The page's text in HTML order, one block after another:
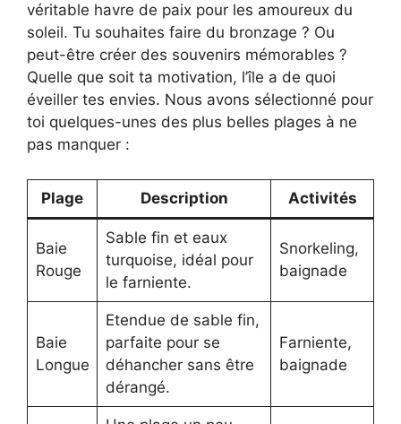
véritable havre de paix pour les amoureux du
soleil. Tu souhaites faire du bronzage ? Ou
peut-être créer des souvenirs mémorables ?
Quelle que soit ta motivation, l’île a de quoi
éveiller tes envies. Nous avons sélectionné pour
toi quelques-unes des plus belles plages à ne
pas manquer :
Plage Description Activités
Baie
Rouge
Sable fin et eaux
turquoise, idéal pour
le farniente.
Snorkeling,
baignade
Baie
Longue
Etendue de sable fin,
parfaite pour se
déhancher sans être
dérangé.
Farniente,
baignade